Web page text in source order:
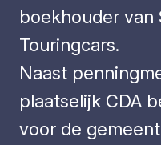
boekhouder van
Touringcars.
Naast
plaatselijk CDA
voor de